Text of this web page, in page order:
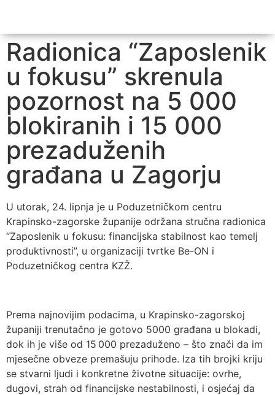
Radionica “Zaposlenik
u fokusu” skrenula
pozornost na 5 000
blokiranih i 15 000
prezaduženih
građana u Zagorju
U utorak, 24. lipnja je u Poduzetničkom centru
Krapinsko-zagorske županije održana stručna radionica
“Zaposlenik u fokusu: financijska stabilnost kao temelj
produktivnosti”, u organizaciji tvrtke Be-ON i
Poduzetničkog centra KZŽ.
Prema najnovijim podacima, u Krapinsko-zagorskoj
županiji trenutačno je gotovo 5000 građana u blokadi,
dok ih je više od 15 000 prezaduženo – što znači da im
mjesečne obveze premašuju prihode. Iza tih brojki kriju
se stvarni ljudi i konkretne životne situacije: ovrhe,
dugovi, strah od financijske nestabilnosti, i osjećaj da